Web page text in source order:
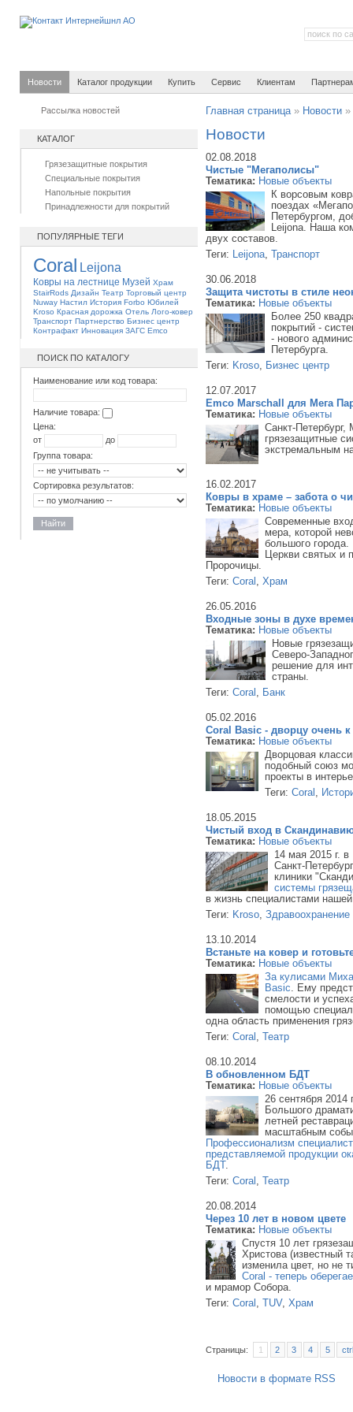
Новости Каталог продукции Купить Сервис Клиентам
Рассылка новостей
КАТАЛОГ
Грязезащитные покрытия
Специальные покрытия
Напольные покрытия
Принадлежности для покрытий
ПОПУЛЯРНЫЕ ТЕГИ
Coral Leijona
Ковры на лестнице Музей Храм
StairRods Дизайн Театр Торговый центр
Nuway Настил История Forbo Юбилей
Kroso Красная дорожка Отель Лого-ковер
Транспорт Партнерство Бизнес центр
Контрафакт Инновация ЗАГС Emco
ПОИСК ПО КАТАЛОГУ
Наименование или код товара:
Наличие товара:
Цена:
от
до
Группа товара:
Сортировка результатов:
Найти
Главная страница» Новости
Новости
02.08.2018
Чистые "Мегаполисы"
Тематика: Новые объекты
К ворсовым
поездах
Петербургом,
Leijona. Наша
двух составов.
Теги:
Leijona ,Транспорт
30.06.2018
Защита чистоты в стиле
Тематика: Новые объекты
Более 250
покрытий -
- нового
Петербурга.
Теги: Kroso Бизнес центр
12.07.2017
Emco Marschall для Мега
Тематика: Новые объекты
Санкт-
грязезащитные
экстремальным
16.02.2017
Ковры в храме – забота о
Тематика: Новые объекты
Современные
мера, которой
большого
Церкви святых
Пророчицы.
Теги:Coral ,Храм
26.05.2016
Входные зоны в духе
Тематика: Новые объекты
Новые
Северо-
решение для
страны.
Теги:Coral Банк
05.02.2016
Coral Basic - дворцу очень
Тематика: Новые объекты
Дворцовая
подобный союз
проекты в
Теги: Coral
18.05.2015
Чистый вход в
Тематика: Новые объекты
14 мая 2015 г.
Санкт-
клиники
системы
в жизнь специалистами
Теги: Kroso ,Здравоохранение
13.10.2014
Встаньте на ковер и
Тематика: Новые объекты
За кулисами
Basic . Ему
смелости и
помощью
одна область применения
Теги:Coral ,Театр
08.10.2014
В обновленном БДТ
Тематика: Новые объекты
26 сентября 2014
Большого
летней
масштабным
Профессионализм
представляемой продукции
БДТ.
Теги:Coral ,Театр
20.08.2014
Через 10 лет в новом цвете
Тематика: Новые объекты
Спустя 10 лет
Христова (известный
изменила цвет, но не
Coral - теперь
и мрамор Собора.
Теги:Coral ,TUV,Храм
Страницы: 1 2 3 4 5
Новости в формате RSS